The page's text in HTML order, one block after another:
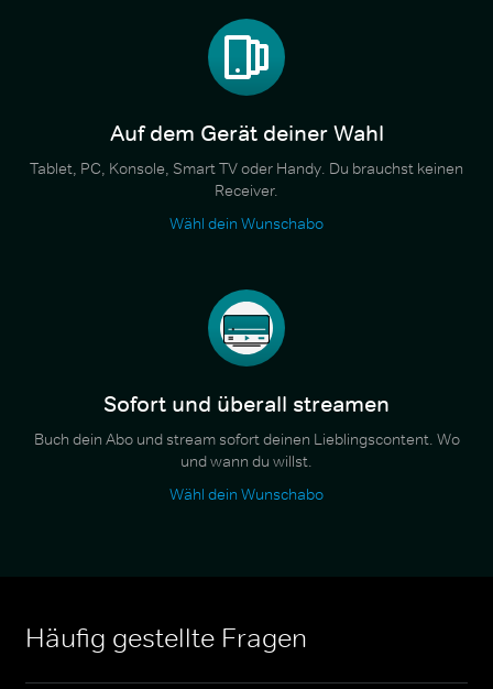
Auf dem Gerät deiner Wahl
Tablet, PC, Konsole, Smart TV oder Handy. Du brauchst keinen
Receiver.
Wähl dein Wunschabo
Sofort und überall streamen
Buch dein Abo und stream sofort deinen Lieblingscontent. Wo
und wann du willst.
Wähl dein Wunschabo
Häufig gestellte Fragen